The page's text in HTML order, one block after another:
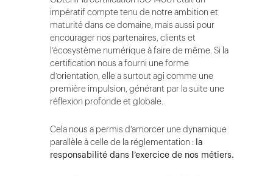
impératif compte tenu de notre ambition et
maturité dans ce domaine, mais aussi pour
encourager nos partenaires, clients et
l’écosystème numérique à faire de même. Si la
certification nous a fourni une forme
d’orientation, elle a surtout agi comme une
première impulsion, générant par la suite une
réflexion profonde et globale.
Cela nous a permis d’amorcer une dynamique
parallèle à celle de la réglementation : la
responsabilité dans l’exercice de nos métiers.